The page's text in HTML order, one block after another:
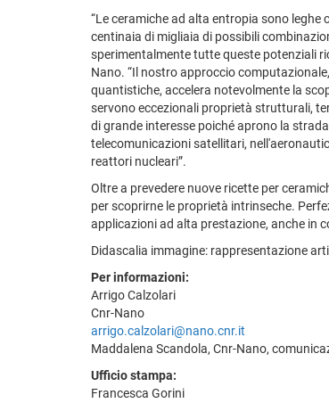
“Le ceramiche ad alta entropia sono
centinaia di migliaia di possibili
sperimentalmente tutte queste potenziali
Nano. “Il nostro approccio
quantistiche, accelera notevolmente la
servono eccezionali proprietà strutturali,
di grande interesse poiché aprono la
telecomunicazioni satellitari,
reattori nucleari”.
Oltre a prevedere nuove ricette per
per scoprirne le proprietà intrinseche.
applicazioni ad alta prestazione, anche in
Didascalia immagine: rappresentazione
Per informazioni:
Arrigo Calzolari
Cnr-Nano
arrigo.calzolari@nano.cnr.it
Maddalena Scandola, Cnr-Nano,
Ufficio stampa:
Francesca Gorini